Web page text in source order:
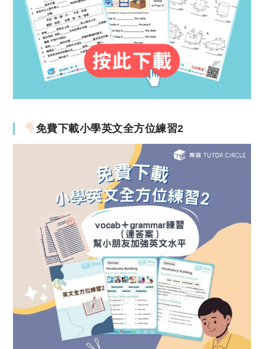
免費下載小學英文全方位練習2